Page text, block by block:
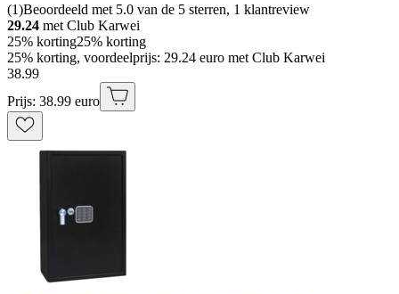
(1)Beoordeeld met 5.0 van de 5 sterren, 1 klantreview
29.24 met Club Karwei
25% korting25% korting
25% korting, voordeelprijs: 29.24 euro met Club Karwei
38.99
Prijs: 38.99 euro